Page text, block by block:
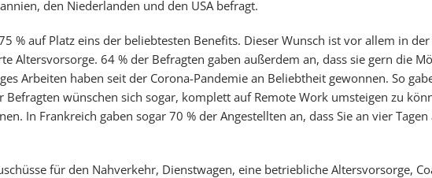
den Niederlanden und den USA befragt.
% auf Platz eins der beliebtesten Benefits. Dieser Wunsch ist vor allem in
Altersvorsorge. 64 % der Befragten gaben außerdem an, dass sie gern die
Arbeiten haben seit der Corona-Pandemie an Beliebtheit gewonnen. So
wünschen sich sogar, komplett auf Remote Work umsteigen zu
In Frankreich gaben sogar 70 % der Angestellten an, dass Sie an vier
für den Nahverkehr, Dienstwagen, eine betriebliche Altersvorsorge,